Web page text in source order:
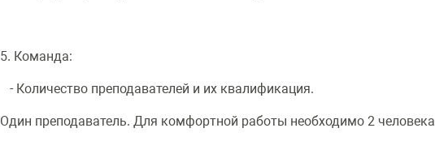
5. Команда:
- Количество преподавателей и их квалификация.
Один преподаватель. Для комфортной работы необходимо 2 человека